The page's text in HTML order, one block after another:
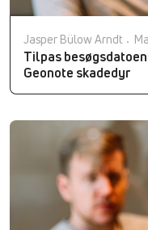
Jasper Bülow Arndt
Tilpas
Geonote skadedyr